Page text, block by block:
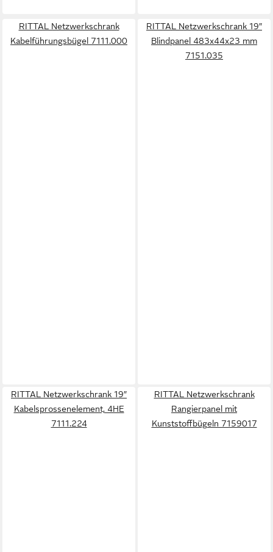
RITTAL Netzwerkschrank
Kabelführungsbügel 7111.000
RITTAL Netzwerkschrank 19″
Blindpanel 483x44x23 mm
7151.035
RITTAL Netzwerkschrank 19″
Kabelsprossenelement, 4HE
7111.224
RITTAL Netzwerkschrank
Rangierpanel mit
Kunststoffbügeln 7159017